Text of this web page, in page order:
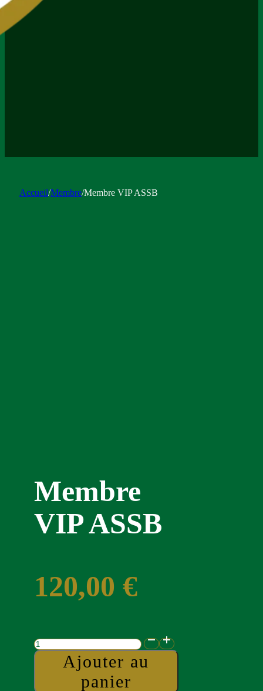
Accueil/Membre/Membre VIP ASSB
Membre
VIP ASSB
120,00 €
quantité
de
MembreAjouter au
panier